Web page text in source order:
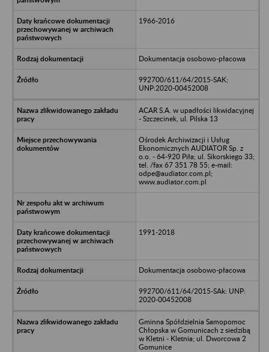
1966-2016
Dokumentacja osobowo-płacowa
992700/611/64/2015-SAK;
UNP:2020-00452008
ACAR S.A. w upadłości likwidacyjnej
- Szczecinek, ul. Pilska 13
Ośrodek Archiwizacji i Usług
Ekonomicznych AUDIATOR Sp. z
o.o. - 64-920 Piła; ul. Sikorskiego 33;
tel. /fax 67 351 78 55; e-mail:
odpe@audiator.com.pl;
www.audiator.com.pl
1991-2018
Dokumentacja osobowo-płacowa
992700/611/64/2015-SAk: UNP:
2020-00452008
Gminna Spółdzielnia Samopomoc
Chłopska w Gomunicach z siedzibą
w Kletni - Kletnia; ul. Dworcowa 2
Gomunice